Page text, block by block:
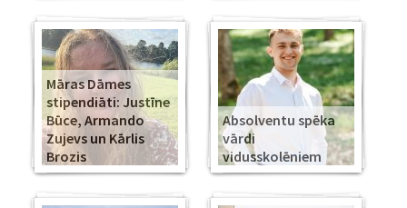
Māras Dāmes
stipendiāti: Justīne
Būce, Armando
Zujevs un Kārlis
Brozis
Absolventu spēka
vārdi
vidusskolēniem